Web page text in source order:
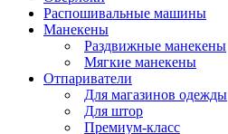
Распошивальные машины
Манекены
Раздвижные манекены
Мягкие манекены
Отпариватели
Для магазинов одежды
Для штор
Премиум-класс